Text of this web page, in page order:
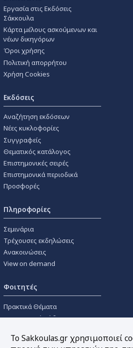
Εργασία στις Εκδόσεις
Σάκκουλα
Κάρτα μέλους ασκούμενων και
νέων δικηγόρων
Όροι χρήσης
Πολιτική απορρήτου
Χρήση Cookies
Εκδόσεις
Αναζήτηση εκδόσεων
Νέες κυκλοφορίες
Συγγραφείς
Θεματικός κατάλογος
Επιστημονικές σειρές
Επιστημονικά περιοδικά
Προσφορές
Πληροφορίες
Σεμινάρια
Τρέχουσες εκδηλώσεις
Ανακοινώσεις
View on demand
Φοιτητές
Πρακτικά Θέματα
Οικονομικοί Κώδικες
Συγγραμμάτων
Το Sakkoulas.gr χρησιμοποιεί